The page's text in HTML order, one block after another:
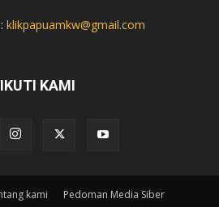
klikpapuamkw@gmail.com
IKUTI KAMI
kami
Pedoman Media Siber